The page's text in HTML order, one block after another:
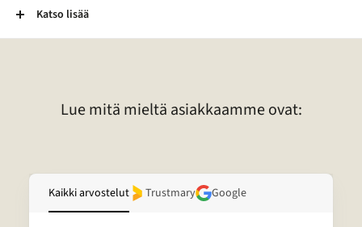
Esineessä voi esimerkiksi olla kaiverrus, vääntymä, painauma tai
tummentuma. Pronssikoruissa voi esimerkiksi olla kulunut
Katso lisää
Lue mitä mieltä asiakkaamme ovat:
Kaikki arvostelut Trustmary Google